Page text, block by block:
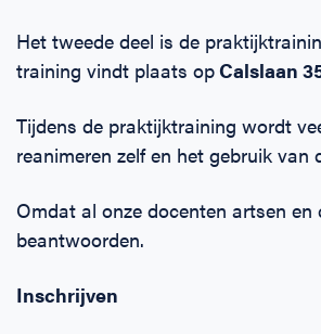
Het tweede deel is de
training vindt plaats opCalslaan
Tijdens de praktijktraining wordt
reanimeren zelf en het gebruik van
Omdat al onze docenten artsen
beantwoorden.
Inschrijven